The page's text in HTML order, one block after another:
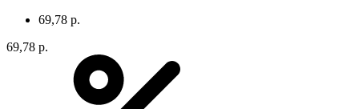
69,78 р.
69,78 р.